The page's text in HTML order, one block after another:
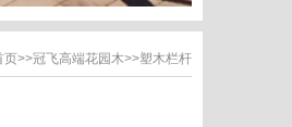
页>>冠飞高端花园木>>塑木栏杆